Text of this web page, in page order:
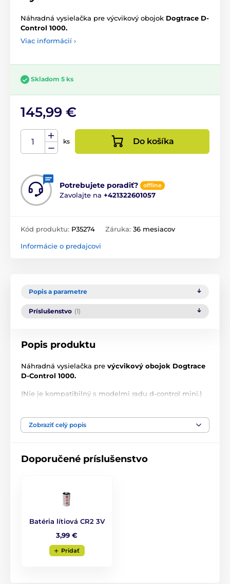
Náhradná vysielačka pre výcvikový obojok Dogtrace D-
Control 1000.
Viac informácií ›
Skladom 5 ks
145,99 €
ks Do košíka
Potrebujete poradiť? offline
Zavolajte na +421322601057
Kód produktu: P35274 Záruka: 36 mesiacov
Informácie o predajcovi
Popis a parametre
Príslušenstvo (1)
Popis produktu
Náhradná vysielačka pre výcvikový obojok Dogtrace
D-Control 1000.
(Nie je kompatibilný s modelmi radu d-control mini.)
predchádzajúceho upozornenia. Obrázky majú len
ilustračný charakter.
Produkt je zaradený v kategóriách
Vysielačky
Zobraziť celý popis
Doporučené príslušenstvo
Batéria lítiová CR2 3V
3,99 €
Pridať